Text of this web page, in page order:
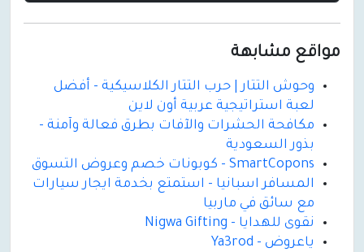
مواقع مشابهة
وحوش التتار | حرب التتار الكلاسيكية - أفضل
لعبة استراتيجية عربية أون لاين
مكافحة الحشرات والآفات بطرق فعالة وآمنة -
بذور السعودية
SmartCopons - كوبونات خصم وعروض التسوق
المسافر اسبانيا - استمتع بخدمة ايجار سيارات
مع سائق في ماربيا
نقوى للهدايا - Nigwa Gifting
ياعروض - Ya3rod